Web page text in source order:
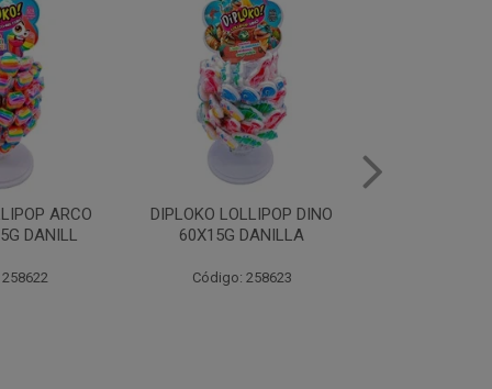
DINO
DIPLOKO LOLLIPOP
COGUMELO 60X15G
Código: 258366